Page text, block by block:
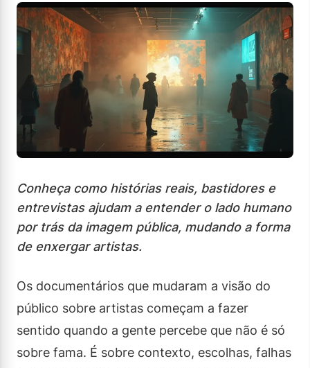
Conheça como histórias reais, bastidores e
entrevistas ajudam a entender o lado humano
por trás da imagem pública, mudando a forma
de enxergar artistas.
Os documentários que mudaram a visão do
público sobre artistas começam a fazer
sentido quando a gente percebe que não é só
sobre fama. É sobre contexto, escolhas, falhas